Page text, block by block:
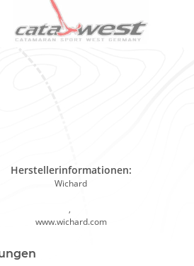
Herstellerinformationen:
Wichard
,
www.wichard.com